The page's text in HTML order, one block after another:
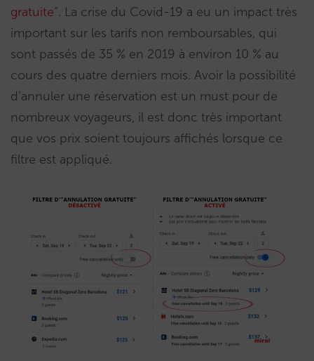
gratuite”. La crise du Covid-19 a eu un impact très
important sur les tarifs non remboursables, qui
sont passés de 35 % en 2019 à environ 10 % au
cours des quatre derniers mois. Avoir la possibilité
d’annuler une réservation est un must pour de
nombreux voyageurs, il est donc très important
que vos prix soient toujours affichés lorsque ce
filtre est appliqué.